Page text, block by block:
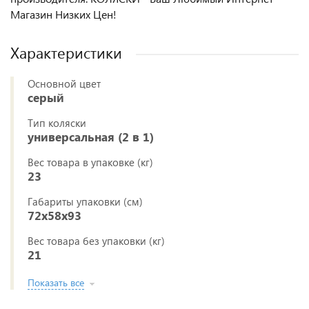
Магазин Низких Цен!
Характеристики
Основной цвет
серый
Тип коляски
универсальная (2 в 1)
Вес товара в упаковке (кг)
23
Габариты упаковки (см)
72x58x93
Вес товара без упаковки (кг)
21
Показать все